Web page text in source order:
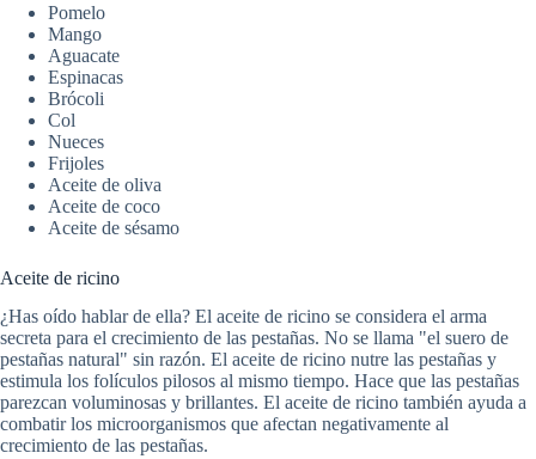
Pomelo
Mango
Aguacate
Espinacas
Brócoli
Col
Nueces
Frijoles
Aceite de oliva
Aceite de coco
Aceite de sésamo
Aceite de ricino
¿Has oído hablar de ella? El aceite de ricino se considera el arma
secreta para el crecimiento de las pestañas. No se llama "el suero de
pestañas natural" sin razón. El aceite de ricino nutre las pestañas y
estimula los folículos pilosos al mismo tiempo. Hace que las pestañas
parezcan voluminosas y brillantes. El aceite de ricino también ayuda a
combatir los microorganismos que afectan negativamente al
crecimiento de las pestañas.